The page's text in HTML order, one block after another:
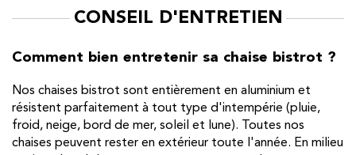
CONSEIL D'ENTRETIEN
Comment bien entretenir sa chaise bistrot ?
Nos chaises bistrot sont entièrement en aluminium et
résistent parfaitement à tout type d'intempérie (pluie,
froid, neige, bord de mer, soleil et lune). Toutes nos
chaises peuvent rester en extérieur toute l'année. En milieu